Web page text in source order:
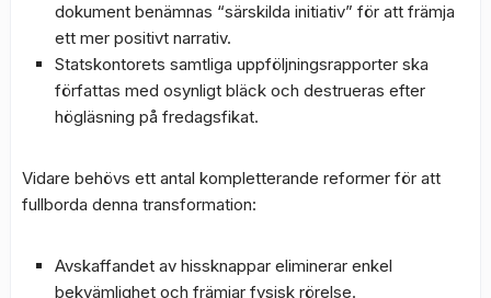
dokument benämnas “särskilda initiativ” för att främja
ett mer positivt narrativ.
Statskontorets samtliga uppföljningsrapporter ska
författas med osynligt bläck och destrueras efter
högläsning på fredagsfikat.
Vidare behövs ett antal kompletterande reformer för att
fullborda denna transformation:
Avskaffandet av hissknappar eliminerar enkel
bekvämlighet och främjar fysisk rörelse.